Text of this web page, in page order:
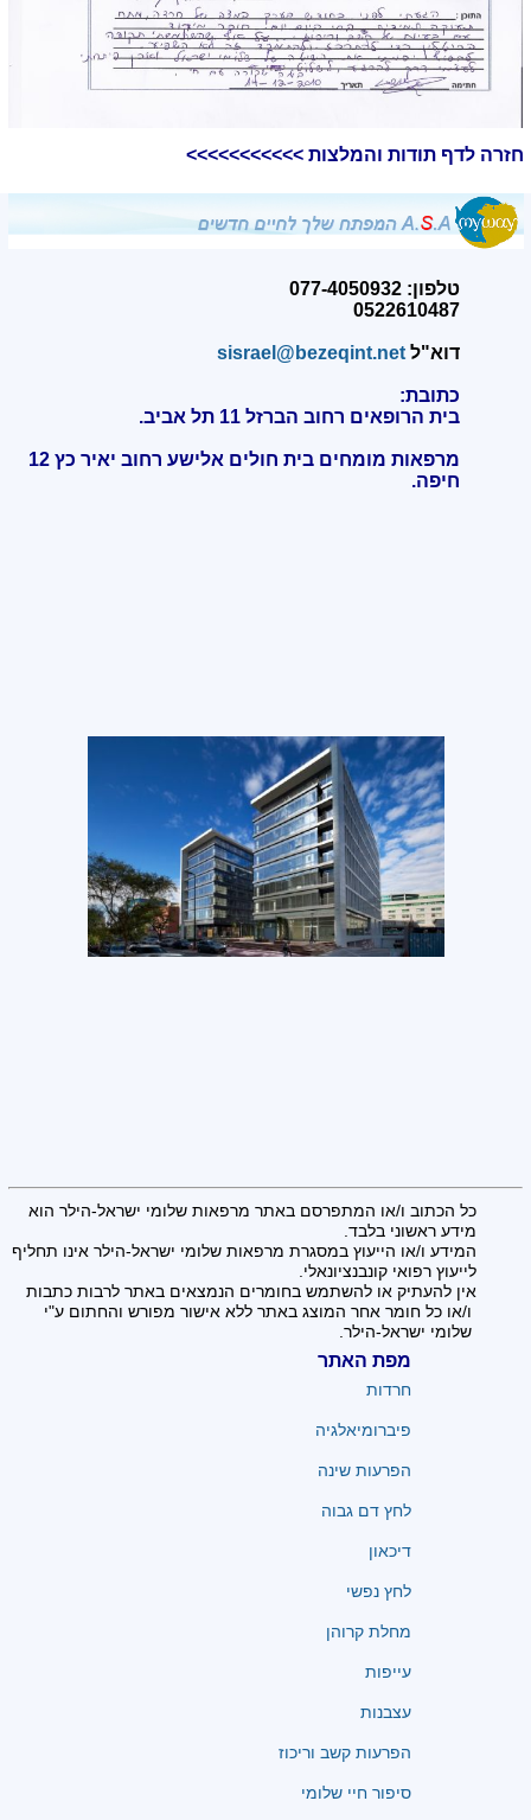
חזרה לדף תודות והמלצות >>>>>>>>>>>
טלפון: 077-4050932
0522610487
דוא"לsisrael@bezeqint.net
כתובת:
בית הרופאים רחוב הברזל 11 תל אביב.
מרפאות מומחים בית חולים אלישע רחוב יאיר כץ 12
חיפה.
כל הכתוב ו/או המתפרסם באתר מרפאות שלומי ישראל-הילר הוא
מידע ראשוני בלבד.
המידע ו/או הייעוץ במסגרת מרפאות שלומי ישראל-הילר אינו תחליף
לייעוץ רפואי קונבנציונאלי.
אין להעתיק או להשתמש בחומרים הנמצאים באתר לרבות כתבות
ו/או כל חומר אחר המוצג באתר ללא אישור מפורש והחתום ע"י
שלומי ישראל-הילר.
מפת האתר
חרדות
פיברומיאלגיה
הפרעות שינה
לחץ דם גבוה
דיכאון
לחץ נפשי
מחלת קרוהן
עייפות
עצבנות
הפרעות קשב וריכוז
סיפור חיי שלומי